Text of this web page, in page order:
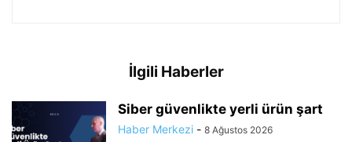
İlgili Haberler
Siber güvenlikte yerli ürün şart
Haber Merkezi - 8 Ağustos 2026